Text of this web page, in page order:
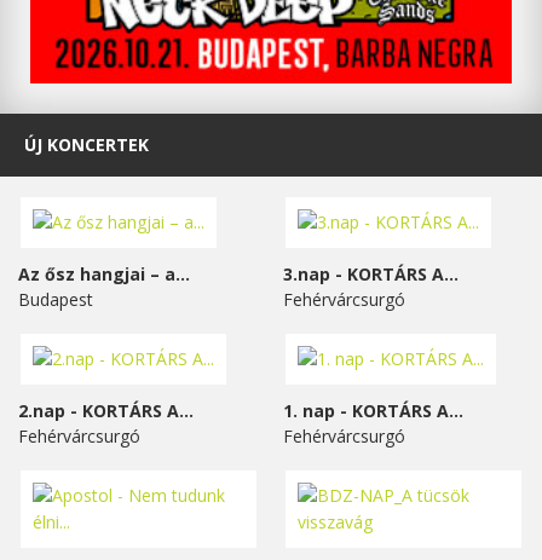
ÚJ KONCERTEK
Az ősz hangjai – a...
Budapest
3.nap - KORTÁRS A...
Fehérvárcsurgó
2.nap - KORTÁRS A...
Fehérvárcsurgó
1. nap - KORTÁRS A...
Fehérvárcsurgó